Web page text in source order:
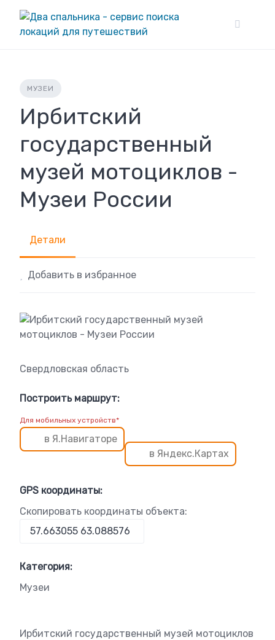
content
МУЗЕИ
Ирбитский
государственный
музей мотоциклов -
Музеи России
Детали
Добавить в избранное
Свердловская область
Построить маршрут:
Для мобильных устройств*
в Я.Навигаторе
в Яндекс.Картах
GPS координаты:
Скопировать координаты объекта:
Категория:
Музеи
Ирбитский государственный музей мотоциклов